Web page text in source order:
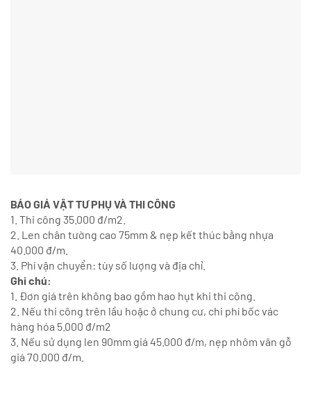
BÁO GIÁ VẬT TƯ PHỤ VÀ THI CÔNG
1. Thi công 35.000 đ/m2.
2. Len chân tường cao 75mm & nẹp kết thúc bằng nhựa
40.000 đ/m.
3. Phí vận chuyển: tùy số lượng và địa chỉ.
Ghi chú:
1. Đơn giá trên không bao gồm hao hụt khi thi công.
2. Nếu thi công trên lầu hoặc ở chung cư, chi phí bốc vác
hàng hóa 5.000 đ/m2
3. Nếu sử dụng len 90mm giá 45.000 đ/m, nẹp nhôm vân gỗ
giá 70.000 đ/m.